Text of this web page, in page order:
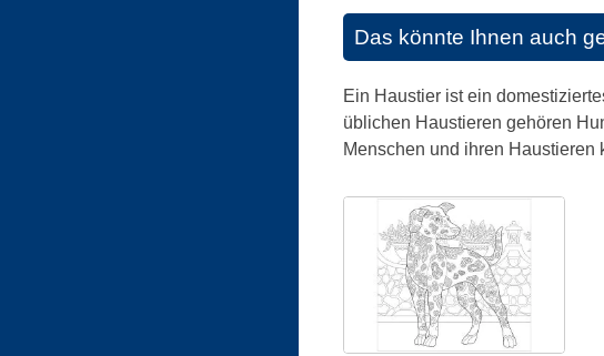
Das könnte Ihnen auch
Ein Haustier ist ein
üblichen Haustieren gehören
Menschen und ihren